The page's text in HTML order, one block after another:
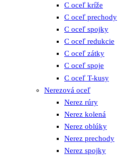
C oceľ kríže
C oceľ prechody
C oceľ spojky
C oceľ redukcie
C oceľ zátky
C oceľ spoje
C oceľ T-kusy
Nerezová oceľ
Nerez rúry
Nerez kolená
Nerez oblúky
Nerez prechody
Nerez spojky